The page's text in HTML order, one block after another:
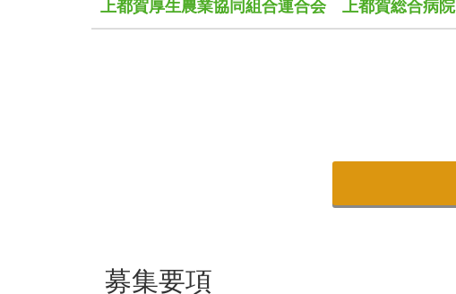
上都賀厚生農業協同組合連合会 上都賀総合病院
募集要項